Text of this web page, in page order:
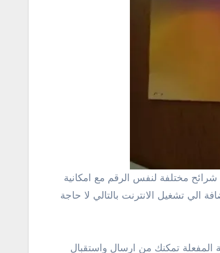
الي تشغيل الانترنت بالتالي لا حاجة
المفعلة تمكنك من ارسال واستقبال